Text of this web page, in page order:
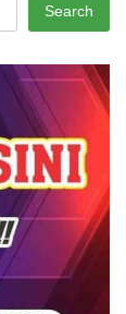
Search